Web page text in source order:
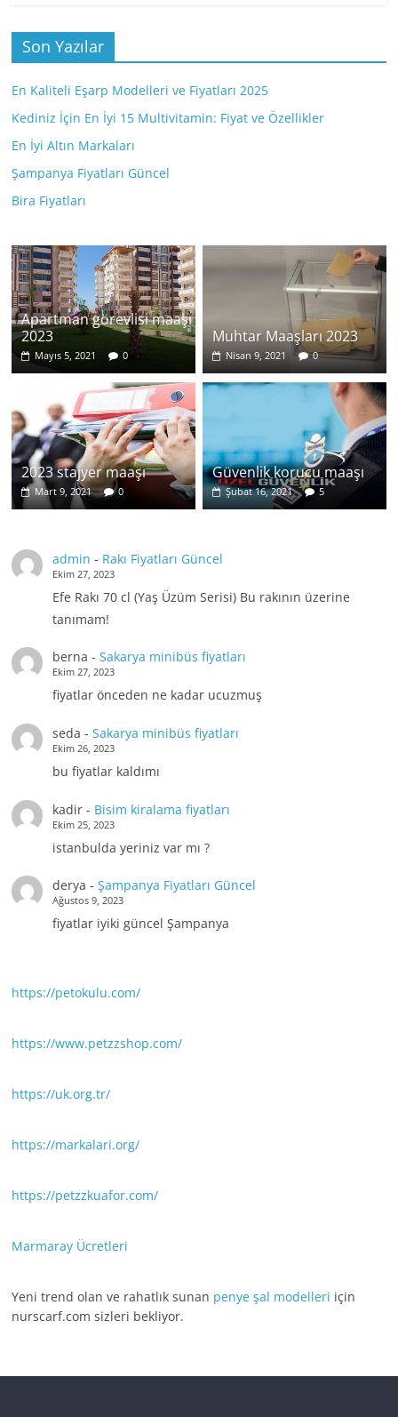
Son Yazılar
En Kaliteli Eşarp Modelleri ve Fiyatları 2025
Kediniz İçin En İyi 15 Multivitamin: Fiyat ve Özellikler
En İyi Altın Markaları
Şampanya Fiyatları Güncel
Bira Fiyatları
Apartman görevlisi maaşı
2023
Mayıs 5, 2021 0
Muhtar Maaşları 2023
Nisan 9, 2021 0
2023 stajyer maaşı
Mart 9, 2021 0
Güvenlik korucu maaşı
Şubat 16, 2021 5
admin - Rakı Fiyatları Güncel
Ekim 27, 2023
Efe Rakı 70 cl (Yaş Üzüm Serisi) Bu rakının üzerine
tanımam!
berna - Sakarya minibüs fiyatları
Ekim 27, 2023
fiyatlar önceden ne kadar ucuzmuş
seda - Sakarya minibüs fiyatları
Ekim 26, 2023
bu fiyatlar kaldımı
kadir- Bisim kiralama fiyatları
Ekim 25, 2023
istanbulda yeriniz var mı ?
derya - Şampanya Fiyatları Güncel
Ağustos 9, 2023
fiyatlar iyiki güncel Şampanya
https://petokulu.com/
https://www.petzzshop.com/
https://uk.org.tr/
https://markalari.org/
https://petzzkuafor.com/
Marmaray Ücretleri
Yeni trend olan ve rahatlık sunan penye şal modelleri için
nurscarf.com sizleri bekliyor.